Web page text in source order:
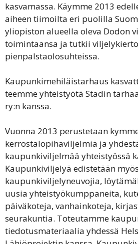
kasvamassa. Käymme 2013
aiheen tiimoilta eri puolilla
yliopiston alueella oleva Dodon
toimintaansa ja tutkii
pienpalstaolosuhteissa.
Kaupunkimehiläistarhaus
teemme yhteistyötä Stadin
ry:n kanssa.
Vuonna 2013 perustetaan
kerrostalopihaviljelmiä ja
kaupunkiviljelmää yhteistyössä
Kaupunkiviljelyä edistetään
kaupunkiviljelyneuvojia,
uusia yhteistyökumppaneita,
päiväkoteja, vanhainkoteja,
seurakuntia. Toteutamme
tiedotusmateriaalia yhdessä